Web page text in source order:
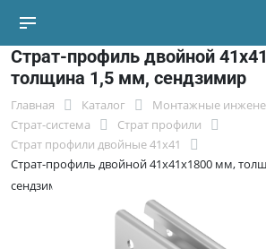
Страт-профиль двойной
толщина 1,5 мм, сендзимир
Главная Каталог
Монтажные
Страт-система
Страт профили
Страт профили двойные 41х41
Страт-профиль двойной 41х41х1800 мм,
сендзимир